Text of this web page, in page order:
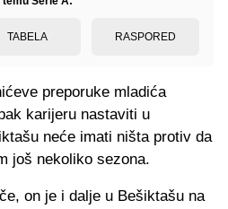
TABELA RASPORED
preporuke mladića
karijeru nastaviti u
neće imati ništa protiv da
još nekoliko sezona.
on je i dalje u Bešiktašu na